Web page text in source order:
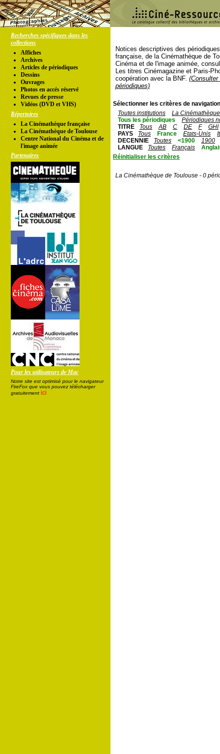
Recherches spécifiques dans les
collections
Affiches
Archives
Articles de périodiques
Dessins
Ouvrages
Photos en accés réservé
Revues de presse
Vidéos (DVD et VHS)
Répertoires
La Cinémathèque française
La Cinémathèque de Toulouse
Centre National du Cinéma et de
l'image animée
Partenaires
Pour les utilisateurs de Mac
Notre site est optimisé pour le navigateur
FireFox que vous pouvez télécharger
gratuitement ici
Notices descriptives des
française, de la Cinémathèque de
Cinéma et de l'image animée,
Les titres Cinémagazine et Paris-
coopération avec la BNF.
périodiques)
Sélectionner les critères de
Toutes institutions
La
Tous les périodiques
Périodiques
TITRE
Tous AB C DE F
GHI
PAYS
Tous France Etats-Unis
DECENNIE
Toutes <1900
1900
LANGUE
Toutes Français
Réinitialiser les critères
La Cinémathèque de Toulouse - 0